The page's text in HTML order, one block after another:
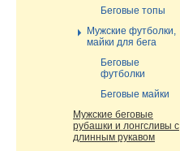
Беговые топы
Мужские футболки,
майки для бега
Беговые
футболки
Беговые майки
Мужские беговые
рубашки и лонгсливы с
длинным рукавом